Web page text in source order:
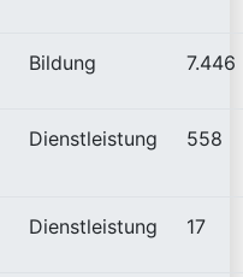
Bildung 7.446
Dienstleistung 558
Dienstleistung 17